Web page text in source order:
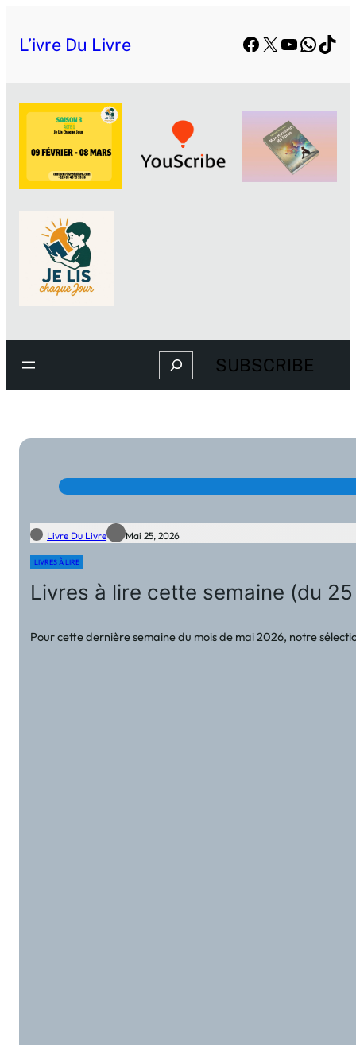
L’ivre Du Livre Facebook
X YouTube
Search SUBSCRIBE
Livre Du Livre Mai 25, 2026
LIVRES À LIRE
Livres à lire cette semaine (du
Pour cette dernière semaine du mois de mai 2026, notre